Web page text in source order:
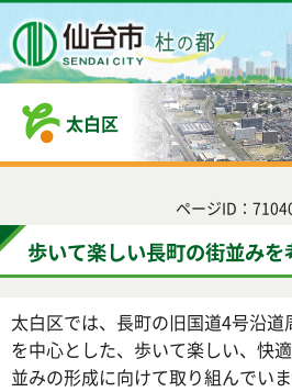
太白区
ページID：
歩いて楽しい長町の街並みを
太白区では、長町の旧国道4号沿
を中心とした、歩いて楽しい、快
並みの形成に向けて取り組んでいま